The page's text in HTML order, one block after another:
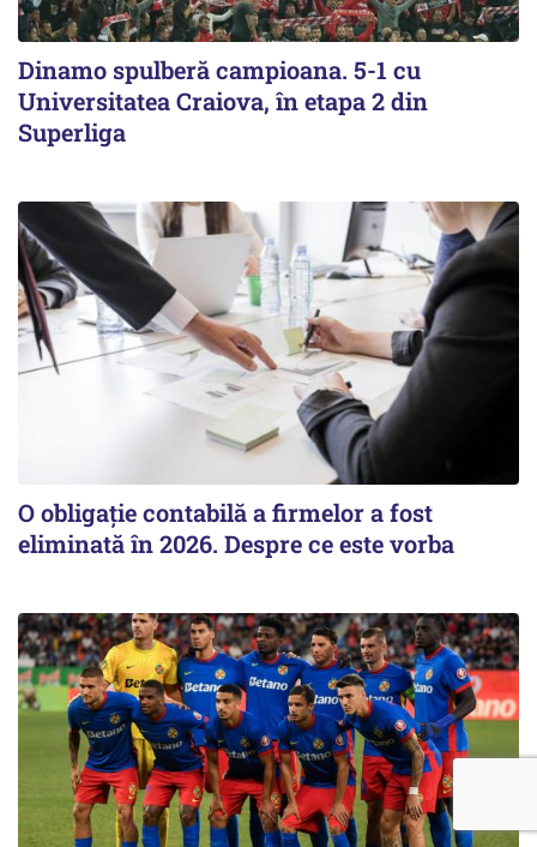
Dinamo spulberă campioana. 5-1 cu
Universitatea Craiova, în etapa 2 din
Superliga
O obligație contabilă a firmelor a fost
eliminată în 2026. Despre ce este vorba